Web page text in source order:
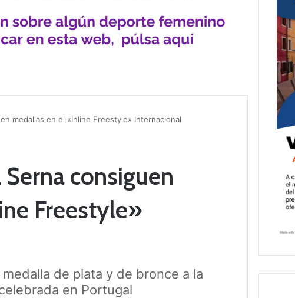
medallas en el «Inline Freestyle» Internacional
consiguen
Freestyle»
de plata y de bronce a la
en Portugal